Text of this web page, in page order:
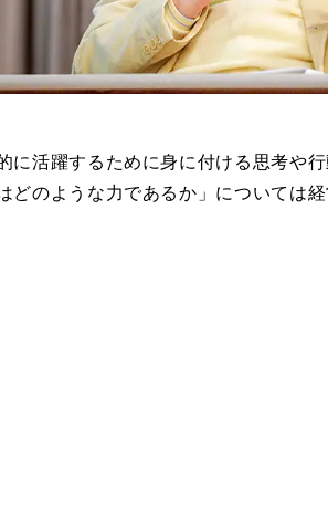
活躍するために身に付ける思考や
のような力であるか」については